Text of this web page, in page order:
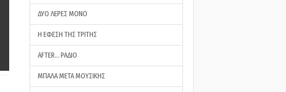
ΔΥΟ ΛΕΡΕΣ ΜΟΝΟ
Η ΕΦΕΣΗ ΤΗΣ ΤΡΙΤΗΣ
AFTER… ΡΑΔΙΟ
ΜΠΑΛΑ ΜΕΤΑ ΜΟΥΣΙΚΗΣ